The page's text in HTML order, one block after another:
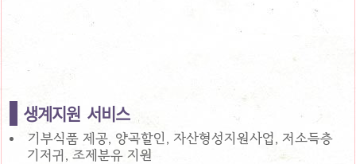
생계지원 서비스
기부식품 제공, 양곡할인, 자산형성지원사업, 저소득층
기저귀, 조제분유 지원